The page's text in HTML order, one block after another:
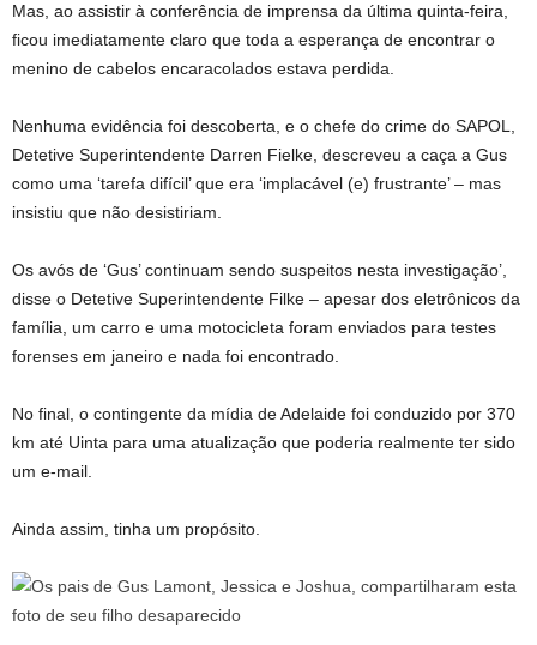
Mas, ao assistir à conferência de imprensa da última quinta-feira,
ficou imediatamente claro que toda a esperança de encontrar o
menino de cabelos encaracolados estava perdida.
Nenhuma evidência foi descoberta, e o chefe do crime do SAPOL,
Detetive Superintendente Darren Fielke, descreveu a caça a Gus
como uma ‘tarefa difícil’ que era ‘implacável (e) frustrante’ – mas
insistiu que não desistiriam.
Os avós de ‘Gus’ continuam sendo suspeitos nesta investigação’,
disse o Detetive Superintendente Filke – apesar dos eletrônicos da
família, um carro e uma motocicleta foram enviados para testes
forenses em janeiro e nada foi encontrado.
No final, o contingente da mídia de Adelaide foi conduzido por 370
km até Uinta para uma atualização que poderia realmente ter sido
um e-mail.
Ainda assim, tinha um propósito.